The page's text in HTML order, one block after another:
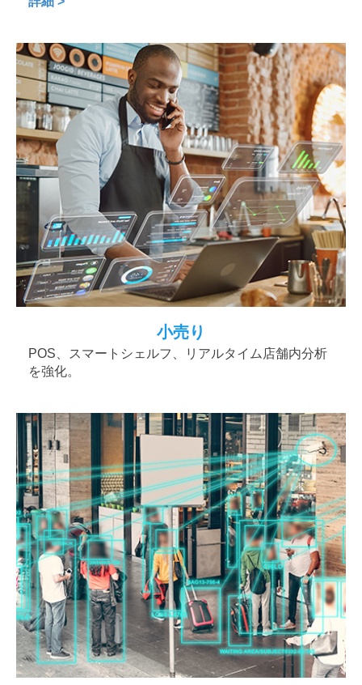
小売り
POS、スマートシェルフ、リアルタイム店舗内分析
を強化。